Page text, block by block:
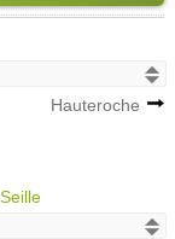
Hauteroche